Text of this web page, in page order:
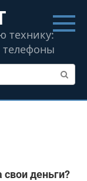
технику:
деньги?